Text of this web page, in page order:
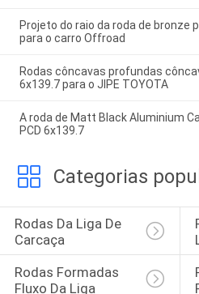
Projeto do raio da roda de bronze
para o carro Offroad
Rodas côncavas profundas
6x139.7 para o JIPE TOYOTA
A roda de Matt Black Aluminium
PCD 6x139.7
Categorias
Rodas Da Liga De
Carcaça
Rodas Formadas
Fluxo Da Liga